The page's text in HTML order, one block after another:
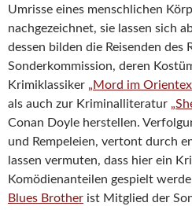
Umrisse eines menschlichen
nachgezeichnet, sie lassen sich
dessen bilden die Reisenden des
Sonderkommission, deren
Krimiklassiker „Mord im
als auch zur Kriminalliteratur
Conan Doyle herstellen.
und Rempeleien, vertont durch
lassen vermuten, dass hier ein
Komödienanteilen gespielt
Blues Brother ist Mitglied der